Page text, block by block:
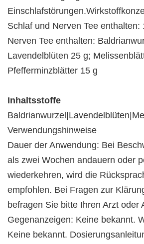
Schlaf und Nerven Tee enthalten:
Nerven Tee enthalten:
Lavendelblüten 25 g;
Pfefferminzblätter 15 g
Inhaltsstoffe
Verwendungshinweise
Dauer der Anwendung: Bei
als zwei Wochen andauern oder
wiederkehren, wird die
empfohlen. Bei Fragen zur
befragen Sie bitte Ihren Arzt oder
Gegenanzeigen: Keine bekannt.
Keine bekannt.